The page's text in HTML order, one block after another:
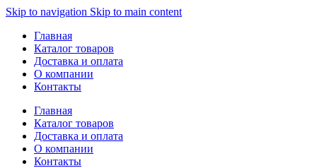
Skip to navigation Skip to main content
Главная
Каталог товаров
Доставка и оплата
О компании
Контакты
Главная
Каталог товаров
Доставка и оплата
О компании
Контакты